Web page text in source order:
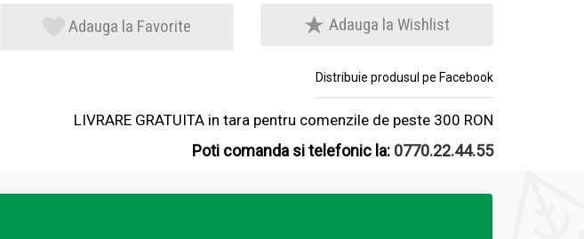
Adauga la Favorite Adauga la Wishlist
Distribuie produsul pe Facebook
LIVRARE GRATUITA in tara pentru comenzile de peste 300 RON
Poti comanda si telefonic la: 0770.22.44.55